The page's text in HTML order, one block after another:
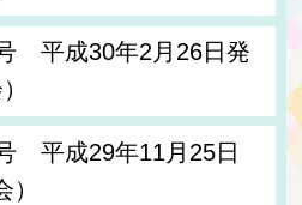
平成30年2月26日発
平成29年11月25日